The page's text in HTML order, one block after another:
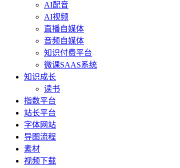
AI配音
AI视频
直播自媒体
音频自媒体
知识付费平台
微课SAAS系统
知识成长
读书
指数平台
站长平台
字体网站
导图流程
素材
视频下载